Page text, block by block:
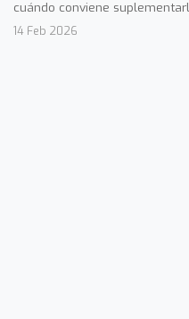
cuándo conviene
14 Feb 2026